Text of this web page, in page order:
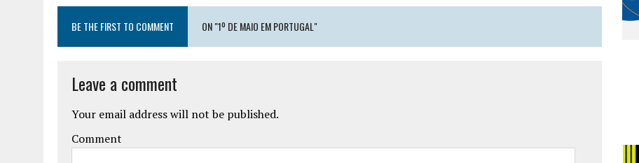
BE THE FIRST TO COMMENT ON "1º DE MAIO EM PORTUGAL"
Leave a comment
Your email address will not be published.
Comment